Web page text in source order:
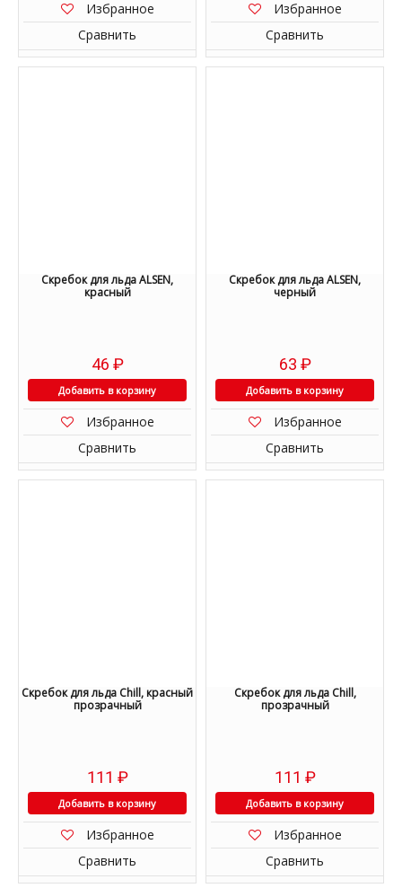
Избранное
Сравнить
Избранное
Сравнить
Скребок для льда ALSEN,
красный
46 ₽
Добавить в корзину
Избранное
Сравнить
Скребок для льда ALSEN,
черный
63 ₽
Добавить в корзину
Избранное
Сравнить
Скребок для льда Chill, красный
прозрачный
111 ₽
Добавить в корзину
Избранное
Сравнить
Скребок для льда Chill,
прозрачный
111 ₽
Добавить в корзину
Избранное
Сравнить